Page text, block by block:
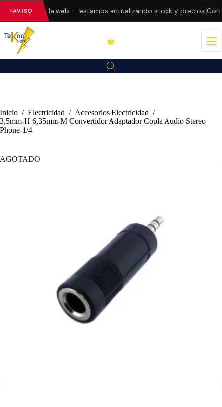
AVISO
errores en la web — estamos actualizando stock y precios.
Inicio / Electricidad / Accesorios Electricidad /
3,5mm-H 6,35mm-M Convertidor Adaptador Copla Audio Stereo
Phone-1/4
AGOTADO